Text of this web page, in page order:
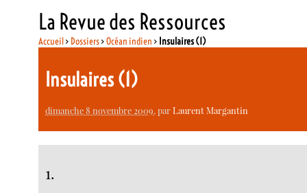
La Revue des Ressources
Accueil> Dossiers>Océan indien > Insulaires (1)
Insulaires (1)
dimanche 8 novembre 2009, parLaurent Margantin
1.